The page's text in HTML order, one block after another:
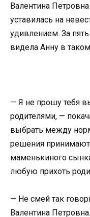
Валентина
уставилась на
удивлением. За
видела Анну в
— Я не прошу тебя
родителями, —
выбрать между
решения
маменькиного
любую прихоть
— Не смей так
Валентина